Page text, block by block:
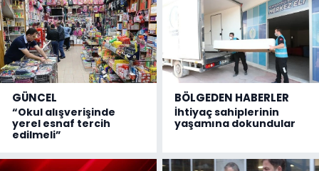
GÜNCEL
“Okul alışverişinde
yerel esnaf tercih
edilmeli”
BÖLGEDEN HABERLER
İhtiyaç sahiplerinin
yaşamına dokundular